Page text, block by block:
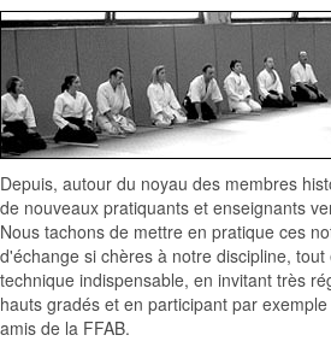
Depuis, autour du noyau des membres
de nouveaux pratiquants et enseignants
Nous tachons de mettre en pratique ces
d'échange si chères à notre discipline,
technique indispensable, en invitant très
hauts gradés et en participant par
amis de la FFAB.